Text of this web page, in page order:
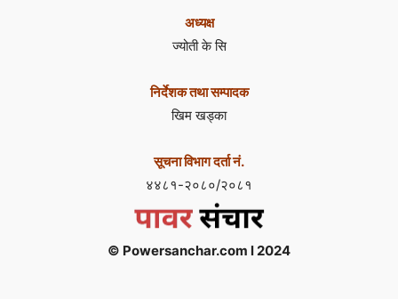
अध्यक्ष
ज्योती के सि
निर्देशक तथा सम्पादक
खिम खड्का
सूचना विभाग दर्ता नं.
४४८१-२०८०/२०८१
© Powersanchar.com l 2024